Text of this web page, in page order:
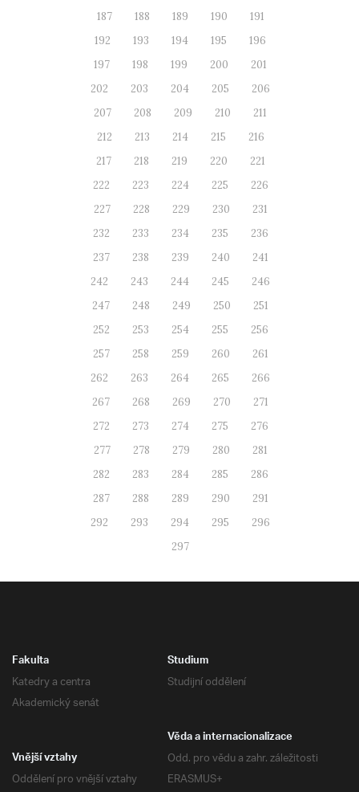
187
188 189 190
191
192
193 194 195
196
197
198 199 200
201
202
203 204 205
206
207
208 209 210
211
212
213 214 215
216
217
218 219 220
221
222
223 224 225
226
227
228 229 230
231
232
233 234 235
236
237
238 239 240
241
242
243 244 245
246
247
248 249 250
251
252
253 254 255
256
257
258 259 260
261
262
263 264 265
266
267
268 269 270
271
272
273 274 275
276
277
278 279 280
281
282
283 284 285
286
287
288 289 290
291
292
293 294 295
296
297
Fakulta
Katedry a centra
Akademický senát
Studium
Studijní oddělení
Věda a internacionalizace
Odd. pro vědu a zahr. záležitosti
ERASMUS+
Vnější vztahy
Oddělení pro vnější vztahy